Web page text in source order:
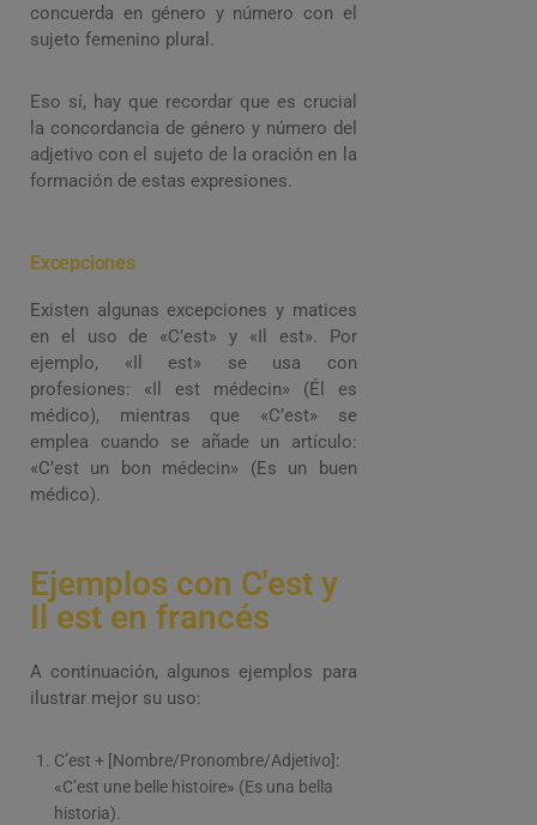
concuerda en género y número con el
sujeto femenino plural.
Eso sí, hay que recordar que es crucial
la concordancia de género y número del
adjetivo con el sujeto de la oración en la
formación de estas expresiones.
Excepciones
Existen algunas excepciones y matices
en el uso de «C’est» y «Il est». Por
ejemplo, «Il est» se usa con
profesiones: «Il est médecin» (Él es
médico), mientras que «C’est» se
emplea cuando se añade un artículo:
«C’est un bon médecin» (Es un buen
médico).
Ejemplos con C'est y
Il est en francés
A continuación, algunos ejemplos para
ilustrar mejor su uso:
C’est + [Nombre/Pronombre/Adjetivo]:
«C’est une belle histoire» (Es una bella
historia).